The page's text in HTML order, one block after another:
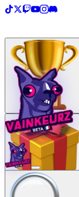
Créer une TopList